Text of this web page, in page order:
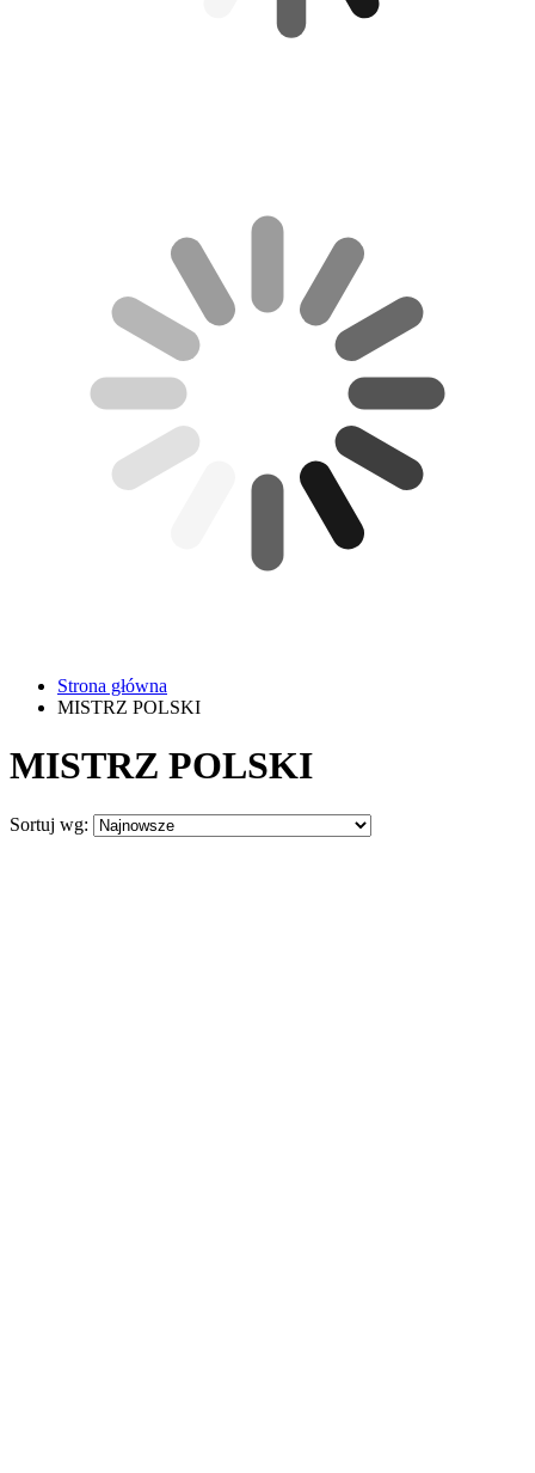
Strona główna
MISTRZ POLSKI
MISTRZ POLSKI
Sortuj wg: